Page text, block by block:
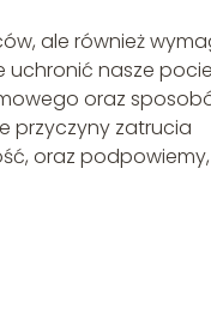
ale również
uchronić nasze
oraz
przyczyny zatrucia
oraz